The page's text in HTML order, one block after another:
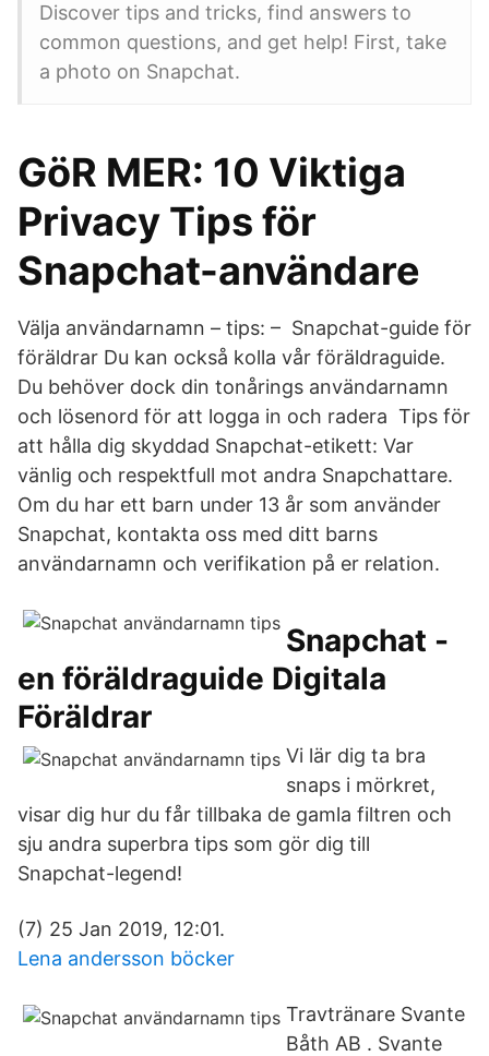
Discover tips and tricks, find answers to
common questions, and get help! First, take
a photo on Snapchat.
GöR MER: 10 Viktiga
Privacy Tips för
Snapchat-användare
Välja användarnamn – tips: – Snapchat-guide för
föräldrar Du kan också kolla vår föräldraguide.
Du behöver dock din tonårings användarnamn
och lösenord för att logga in och radera Tips för
att hålla dig skyddad Snapchat-etikett: Var
vänlig och respektfull mot andra Snapchattare.
Om du har ett barn under 13 år som använder
Snapchat, kontakta oss med ditt barns
användarnamn och verifikation på er relation.
Snapchat -
en föräldraguide Digitala
Föräldrar
Vi lär dig ta bra
snaps i mörkret,
visar dig hur du får tillbaka de gamla filtren och
sju andra superbra tips som gör dig till
Snapchat-legend!
(7) 25 Jan 2019, 12:01.
Lena andersson böcker
Travtränare Svante
Båth AB . Svante